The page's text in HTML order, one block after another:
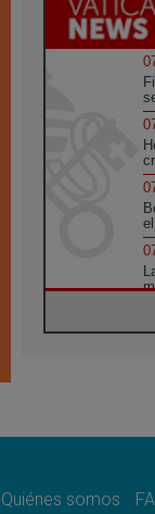
Quiénes somos